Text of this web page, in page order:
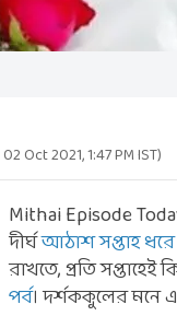
02 Oct 2021, 1:47 PMIST)
Mithai Episode
দীর্ঘআঠাশ সপ্তাহ ধরে
রাখতে, প্রতি
পর্ব। দর্শককুলের মনে